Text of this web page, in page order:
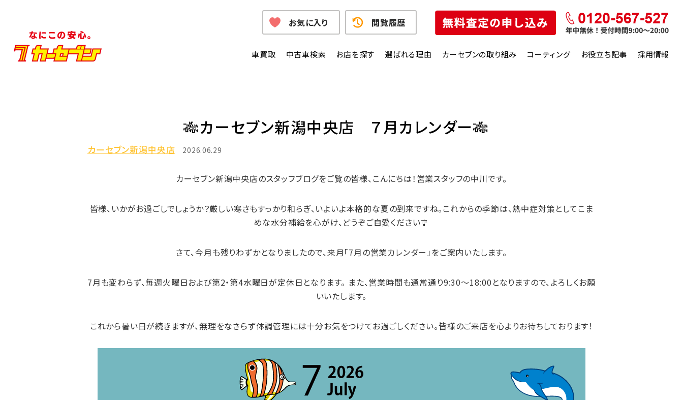
車買取 中古車検索 お店を探す 選ばれる理由 カーセブンの取り組み コーティング お役立ち記事 採用情報
お気に入り 閲覧履歴
🎋カーセブン新潟中央店 ７月カレンダー🎋
カーセブン新潟中央店 2026.06.29
カーセブン新潟中央店のスタッフブログをご覧の皆様、こんにちは！営業スタッフの中川です。
皆様、いかがお過ごしでしょうか？厳しい寒さもすっかり和らぎ、いよいよ本格的な夏の到来ですね。これからの季節は、熱中症対策としてこま
めな水分補給を心がけ、どうぞご自愛ください🎐
さて、今月も残りわずかとなりましたので、来月「7月の営業カレンダー」をご案内いたします。
7月も変わらず、毎週火曜日および第2・第4水曜日が定休日となります。 また、営業時間も通常通り9:30～18:00 となりますので、よろしくお願
いいたします。
これから暑い日が続きますが、無理をなさらず体調管理には十分お気をつけてお過ごしください。皆様のご来店を心よりお待ちしております！